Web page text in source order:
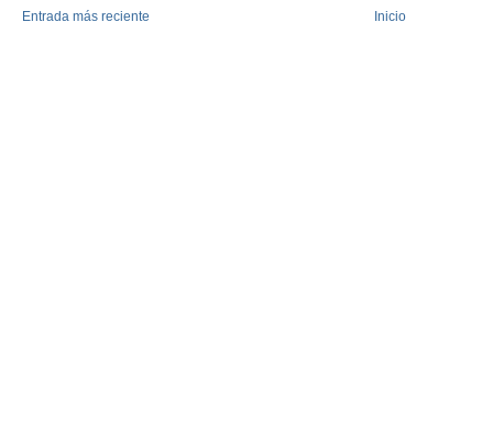
Entrada más reciente Inicio